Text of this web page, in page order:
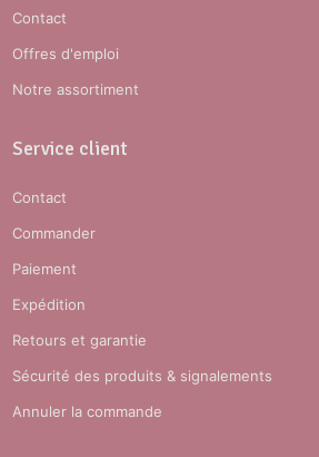
Contact
Offres d'emploi
Notre assortiment
Service client
Contact
Commander
Paiement
Expédition
Retours et garantie
Sécurité des produits & signalements
Annuler la commande